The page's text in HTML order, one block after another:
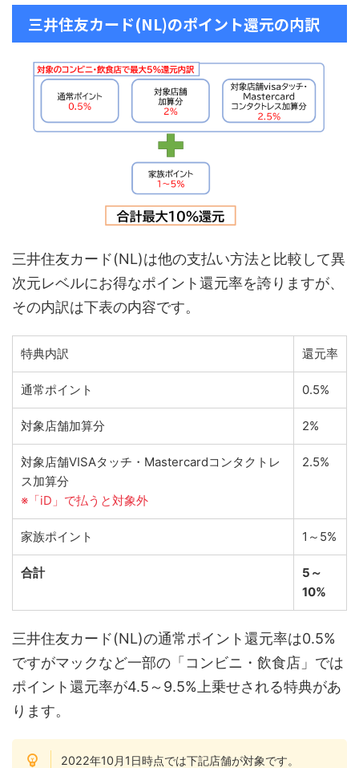
三井住友カード(NL)のポイント還元の内訳
三井住友カード(NL)は他の支払い方法と比較して異
次元レベルにお得なポイント還元率を誇りますが、
その内訳は下表の内容です。
特典内訳 還元率
通常ポイント 0.5%
対象店舗加算分 2%
対象店舗VISAタッチ・Mastercardコンタクトレ
ス加算分
※「iD」で払うと対象外
2.5%
家族ポイント 1～5%
合計
5～
10%
三井住友カード(NL)の通常ポイント還元率は0.5%
ですがマックなど一部の「コンビニ・飲食店」では
ポイント還元率が4.5～9.5%上乗せされる特典があ
ります。
2022年10月1日時点では下記店舗が対象です。